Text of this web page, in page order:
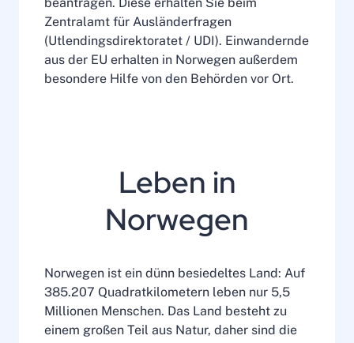
Zentralamt für Ausländerfragen
(Utlendingsdirektoratet / UDI). Einwandernde
aus der EU erhalten in Norwegen außerdem
besondere Hilfe von den Behörden vor Ort.
Leben in
Norwegen
Norwegen ist ein dünn besiedeltes Land: Auf
385.207 Quadratkilometern leben nur 5,5
Millionen Menschen. Das Land besteht zu
einem großen Teil aus Natur, daher sind die